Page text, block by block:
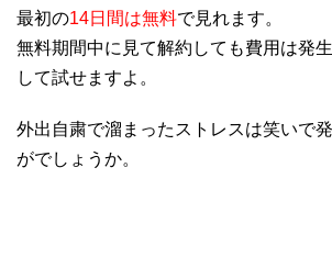
最初の14日間は無料で見れます。
無料期間中に見て解約しても費用は発
して試せますよ。
外出自粛で溜まったストレスは笑いで
がでしょうか。